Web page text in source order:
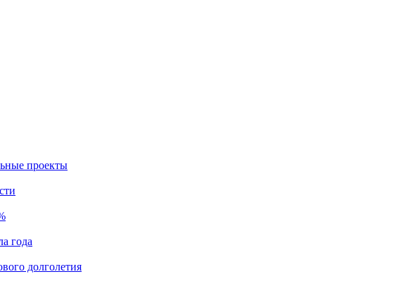
проекты
года
долголетия